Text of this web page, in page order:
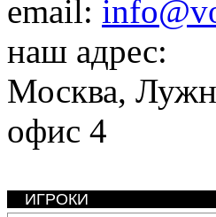
email:
наш адрес:
Москва,
офис 4
ИГРОКИ